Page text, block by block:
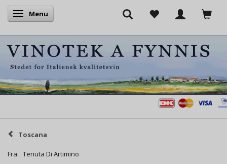
Skifte navigation
Menu
Toscana
Fra: Tenuta Di Artimino